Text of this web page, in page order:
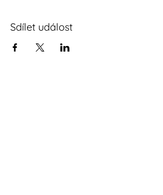
Sdílet událost